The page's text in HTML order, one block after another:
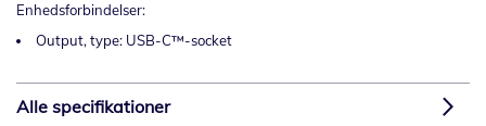
Enhedsforbindelser:
Output, type: USB-C™-socket
Alle specifikationer